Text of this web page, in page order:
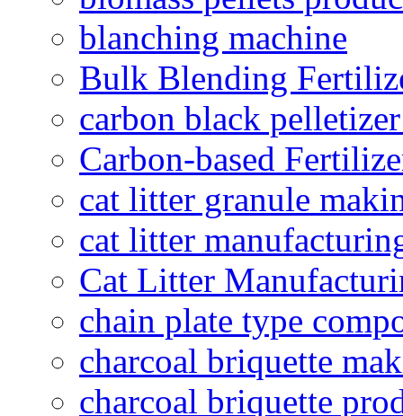
blanching machine
Bulk Blending
carbon black
Carbon-based
cat litter granule
cat litter
Cat Litter
chain plate type
charcoal briquette
charcoal briquette